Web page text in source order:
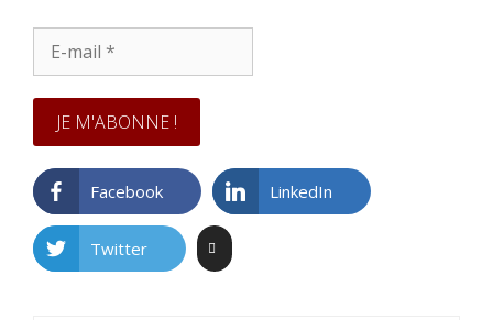
mail
Facebook LinkedIn
Twitter